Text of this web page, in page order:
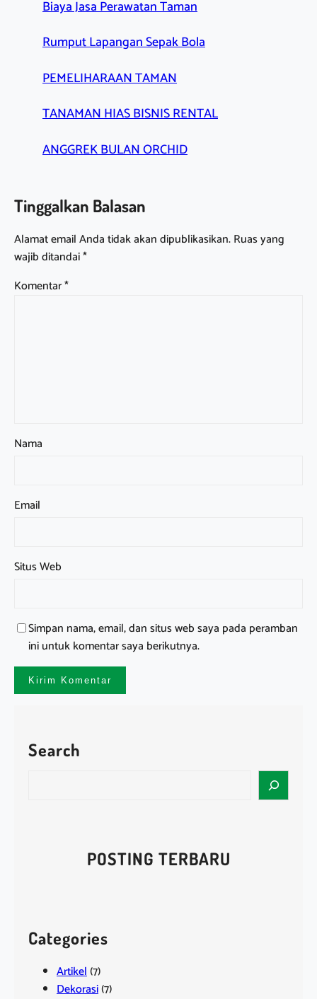
Biaya Jasa Perawatan Taman
Rumput Lapangan Sepak Bola
PEMELIHARAAN TAMAN
TANAMAN HIAS BISNIS RENTAL
ANGGREK BULAN ORCHID
Tinggalkan Balasan
Alamat email Anda tidak akan dipublikasikan.Ruas yang
wajib ditandai*
Komentar*
Nama
Email
Situs Web
Simpan nama, email, dan situs web saya pada peramban
ini untuk komentar saya berikutnya.
Search
POSTING TERBARU
Categories
Artikel(7)
Dekorasi(7)